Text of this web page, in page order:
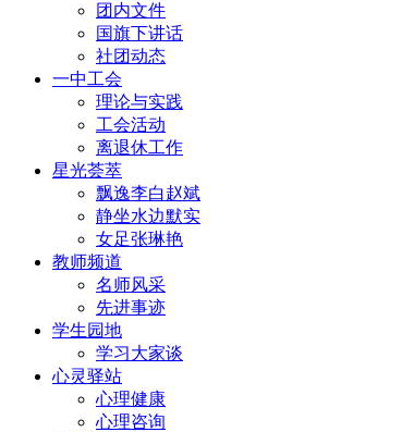
团内文件
国旗下讲话
社团动态
一中工会
理论与实践
工会活动
离退休工作
星光荟萃
飘逸李白赵斌
静坐水边默实
女足张琳艳
教师频道
名师风采
先进事迹
学生园地
学习大家谈
心灵驿站
心理健康
心理咨询